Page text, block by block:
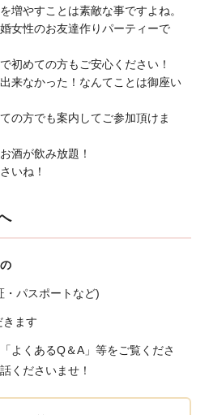
増やすことは素敵な事ですよね。
女性のお友達作りパーティーで
初めての方もご安心ください！
来なかった！なんてことは御座い
の方でも案内してご参加頂けま
酒が飲み放題！
いね！
・パスポートなど)
ます
よくあるQ＆A」等をご覧くださ
くださいませ！